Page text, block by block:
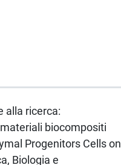
alla ricerca:
biocompositi
Progenitors Cells on
Biologia e